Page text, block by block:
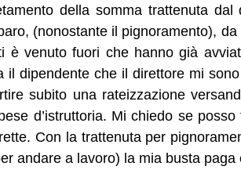
della somma trattenuta
(nonostante il pignoramento),
è venuto fuori che hanno già
il dipendente che il direttore mi
subito una rateizzazione
d’istruttoria. Mi chiedo se
Con la trattenuta per
andare a lavoro) la mia busta